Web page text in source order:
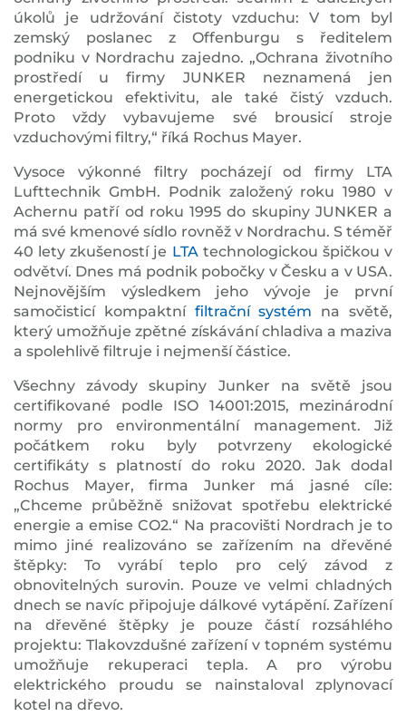
úkolů je udržování čistoty vzduchu: V tom byl
zemský poslanec z Offenburgu s ředitelem
podniku v Nordrachu zajedno. „Ochrana životního
prostředí u firmy JUNKER neznamená jen
energetickou efektivitu, ale také čistý vzduch.
Proto vždy vybavujeme své brousicí stroje
vzduchovými filtry,“ říká Rochus Mayer.
Vysoce výkonné filtry pocházejí od firmy LTA
Lufttechnik GmbH. Podnik založený roku 1980 v
Achernu patří od roku 1995 do skupiny JUNKER a
má své kmenové sídlo rovněž v Nordrachu. S téměř
40 lety zkušeností je LTAtechnologickou špičkou v
odvětví. Dnes má podnik pobočky v Česku a v USA.
Nejnovějším výsledkem jeho vývoje je první
samočisticí kompaktní filtrační systém na světě,
který umožňuje zpětné získávání chladiva a maziva
a spolehlivě filtruje i nejmenší částice.
Všechny závody skupiny Junker na světě jsou
certifikované podle ISO 14001:2015, mezinárodní
normy pro environmentální management. Již
počátkem roku byly potvrzeny ekologické
certifikáty s platností do roku 2020. Jak dodal
Rochus Mayer, firma Junker má jasné cíle:
„Chceme průběžně snižovat spotřebu elektrické
energie a emise CO2.“ Na pracovišti Nordrach je to
mimo jiné realizováno se zařízením na dřevěné
štěpky: To vyrábí teplo pro celý závod z
obnovitelných surovin. Pouze ve velmi chladných
dnech se navíc připojuje dálkové vytápění. Zařízení
na dřevěné štěpky je pouze částí rozsáhlého
projektu: Tlakovzdušné zařízení v topném systému
umožňuje rekuperaci tepla. A pro výrobu
elektrického proudu se nainstaloval zplynovací
kotel na dřevo.